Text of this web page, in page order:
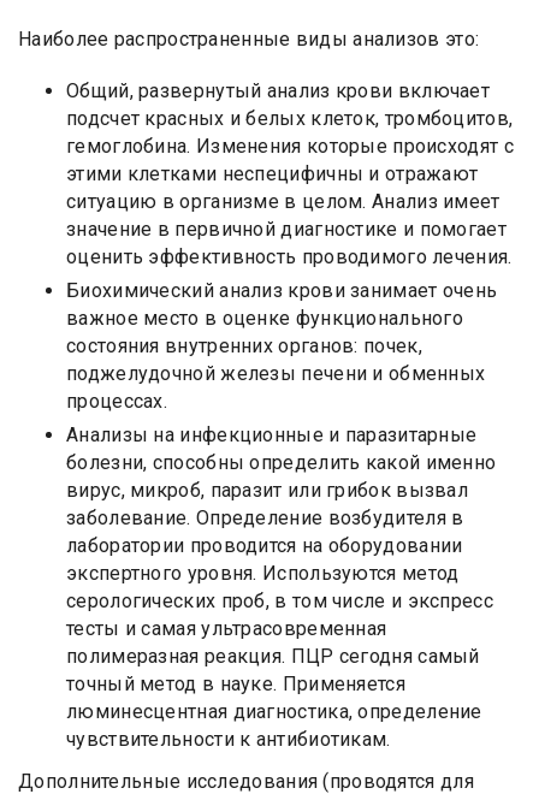
Наиболее распространенные виды анализов это:
Общий, развернутый анализ крови включает
подсчет красных и белых клеток, тромбоцитов,
гемоглобина. Изменения которые происходят с
этими клетками неспецифичны и отражают
ситуацию в организме в целом. Анализ имеет
значение в первичной диагностике и помогает
оценить эффективность проводимого лечения.
Биохимический анализ крови занимает очень
важное место в оценке функционального
состояния внутренних органов: почек,
поджелудочной железы печени и обменных
процессах.
Анализы на инфекционные и паразитарные
болезни, способны определить какой именно
вирус, микроб, паразит или грибок вызвал
заболевание. Определение возбудителя в
лаборатории проводится на оборудовании
экспертного уровня. Используются метод
серологических проб, в том числе и экспресс
тесты и самая ультрасовременная
полимеразная реакция. ПЦР сегодня самый
точный метод в науке. Применяется
люминесцентная диагностика, определение
чувствительности к антибиотикам.
Дополнительные исследования (проводятся для